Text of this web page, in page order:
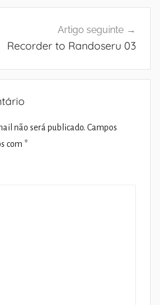
Artigo seguinte
Recorder to Randoseru 03
não será publicado. Campos
com *